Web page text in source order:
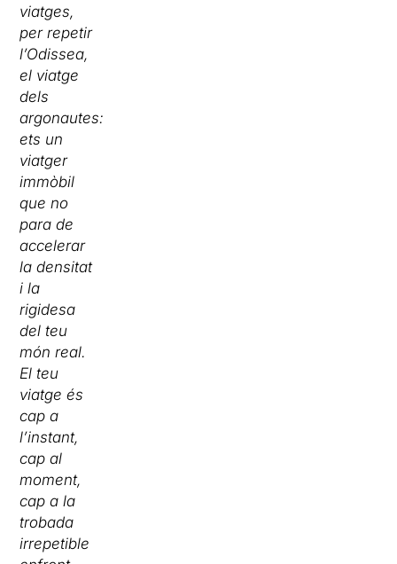
viatges,
per repetir
l’Odissea,
el viatge
dels
argonautes:
ets un
viatger
immòbil
que no
para de
accelerar
la densitat
i la
rigidesa
del teu
món real.
El teu
viatge és
cap a
l’instant,
cap al
moment,
cap a la
trobada
irrepetible